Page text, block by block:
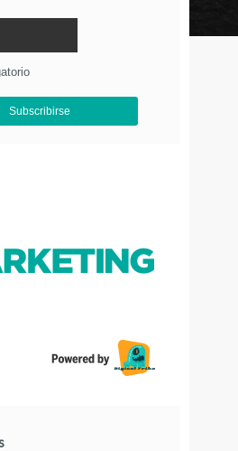
Todos los derechos
Aviso de Privacidad